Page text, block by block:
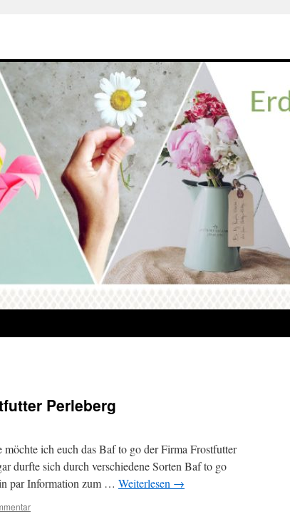
Perleberg
ich euch das Baf to go der Firma Frostfutter
durfte sich durch verschiedene Sorten Baf to go
par Information zum … Weiterlesen →